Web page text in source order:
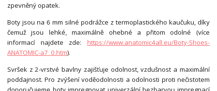
zpevněný opatek.
Boty jsou na 6 mm silné podrážce z termoplastického kaučuku, díky
čemuž jsou lehké, maximálně ohebné a přitom odolné (více
informací najdete zde: https://www.anatomic4all.eu/Boty-Shoes-
ANATOMIC-a7_0.htm).
Svršek z 2-vrstvé bavlny zajišťuje odolnost, vzdušnost a maximální
poddajnost. Pro zvýšení voděodolnosti a odolnosti proti nečistotem